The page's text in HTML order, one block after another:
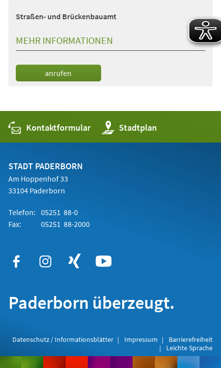
Straßen- und Brückenbauamt
MEHR INFORMATIONEN
anrufen
Kontaktformular Stadtplan
(Öffnet
in
einem
STADT PADERBORN
Am Hoppenhof 33
33104 Paderborn
Telefon: 05251 88-0
Fax:
05251 88-2000
Paderborn überzeugt.
Datenschutz / Informationsblätter Impressum
Barrierefreiheit
Leichte Sprache